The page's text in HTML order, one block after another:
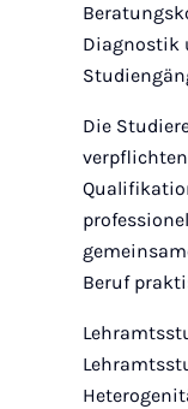
Diagnostik
Die
Beruf